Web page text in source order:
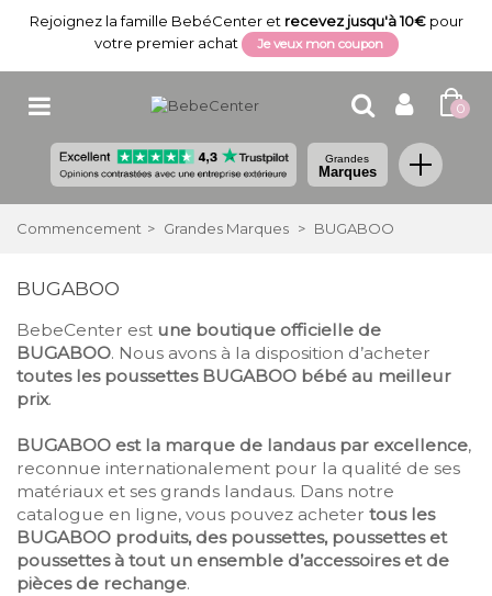
Rejoignez la famille BebéCenter et recevez jusqu'à 10€pour
votre premier achat
Je veux mon coupon
0
Grandes
Marques
Commencement > Grandes Marques > BUGABOO
BUGABOO
BebeCenter est une boutique officielle de
BUGABOO. Nous avons à la disposition d’acheter
toutes les poussettes BUGABOO bébé au meilleur
prix.
BUGABOO est la marque de landaus par excellence,
reconnue internationalement pour la qualité de ses
matériaux et ses grands landaus. Dans notre
catalogue en ligne, vous pouvez acheter tous les
BUGABOO produits, des poussettes, poussettes et
poussettes à tout un ensemble d’accessoires et de
pièces de rechange.